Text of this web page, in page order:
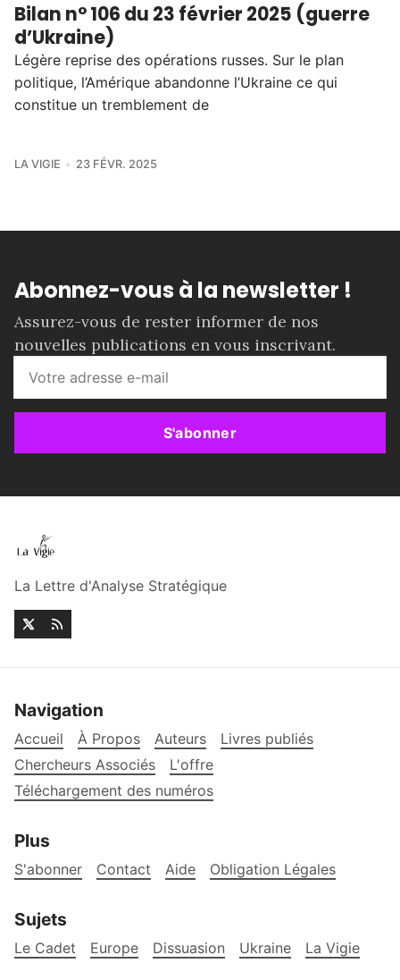
Bilan n° 106 du 23 février 2025 (guerre
d’Ukraine)
Légère reprise des opérations russes. Sur le plan
politique, l’Amérique abandonne l’Ukraine ce qui
constitue un tremblement de
LA VIGIE 23 FÉVR. 2025
Abonnez-vous à la newsletter !
Assurez-vous de rester informer de nos
nouvelles publications en vous inscrivant.
S'abonner
La Lettre d'Analyse Stratégique
Navigation
Accueil À Propos Auteurs
Livres publiés
Chercheurs Associés
L'offre
Téléchargement des numéros
Plus
S'abonner Contact Aide Obligation Légales
Sujets
Le Cadet Europe Dissuasion Ukraine La Vigie